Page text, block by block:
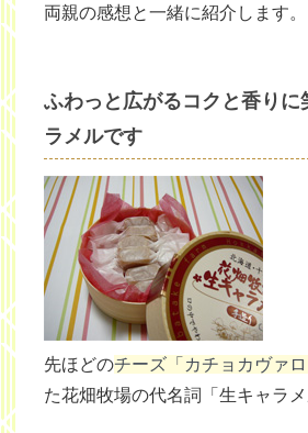
両親の感想と一緒に紹介します。
ふわっと広がるコクと香りに
ラメルです
先ほどのチーズ「カチョカヴァロ
た花畑牧場の代名詞「生キャラメ